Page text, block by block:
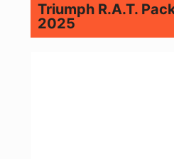
Triumph R.A.T.
2025